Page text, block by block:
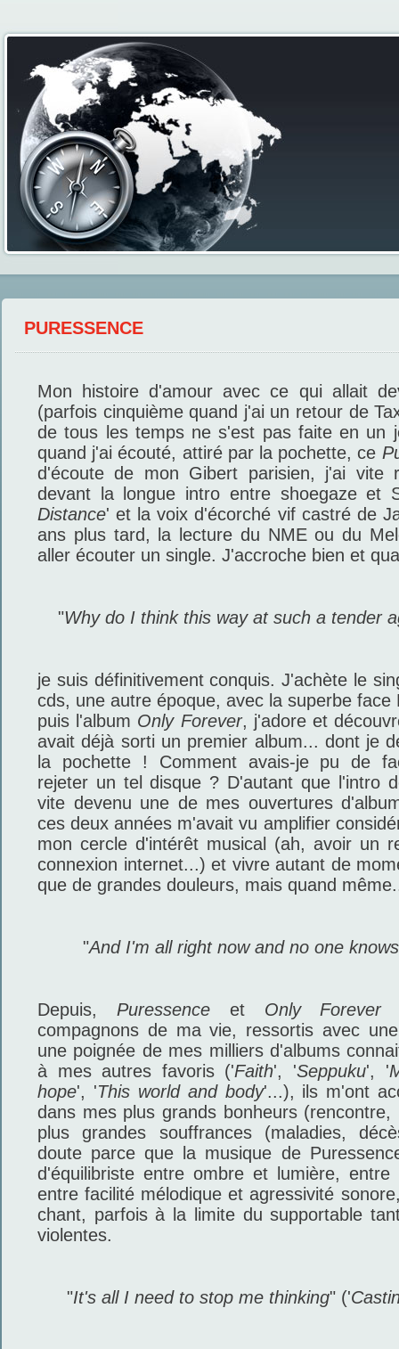
PURESSENCE
Mon histoire d'amour avec ce qui allait
(parfois cinquième quand j'ai un retour de
de tous les temps ne s'est pas faite en un
quand j'ai écouté, attiré par la pochette, ce
d'écoute de mon Gibert parisien, j'ai vite
devant la longue intro entre shoegaze et
Distance' et la voix d'écorché vif castré de
ans plus tard, la lecture du NME ou du
aller écouter un single. J'accroche bien et
"Why do I think this way at such a tender
je suis définitivement conquis. J'achète le
cds, une autre époque, avec la superbe face
puis l'album Only Forever, j'adore et
avait déjà sorti un premier album... dont je
la pochette ! Comment avais-je pu de
rejeter un tel disque ? D'autant que l'intro
vite devenu une de mes ouvertures
ces deux années m'avait vu amplifier
mon cercle d'intérêt musical (ah, avoir un
connexion internet...) et vivre autant de
que de grandes douleurs, mais quand
"And I'm all right now and no one
Depuis, Puressenceet Only Forever
compagnons de ma vie, ressortis avec
une poignée de mes milliers d'albums
à mes autres favoris ('Faith', 'Seppuku', '
hope', 'This world and body'...), ils m'ont
dans mes plus grands bonheurs (rencontre,
plus grandes souffrances (maladies,
doute parce que la musique de
d'équilibriste entre ombre et lumière, entre
entre facilité mélodique et agressivité
chant, parfois à la limite du supportable
violentes.
"It's all I need to stop me thinking" ('